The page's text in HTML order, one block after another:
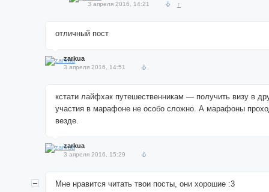
3 апреля 2016, 14:21 ↑
отличный пост
zarkua
3 апреля 2016, 14:51
кстати лайфхак путешественникам — получить визу в
участия в марафоне не особо сложно. А марафоны
везде.
zarkua
3 апреля 2016, 15:29
Мне нравится читать твои посты, они хорошие :3